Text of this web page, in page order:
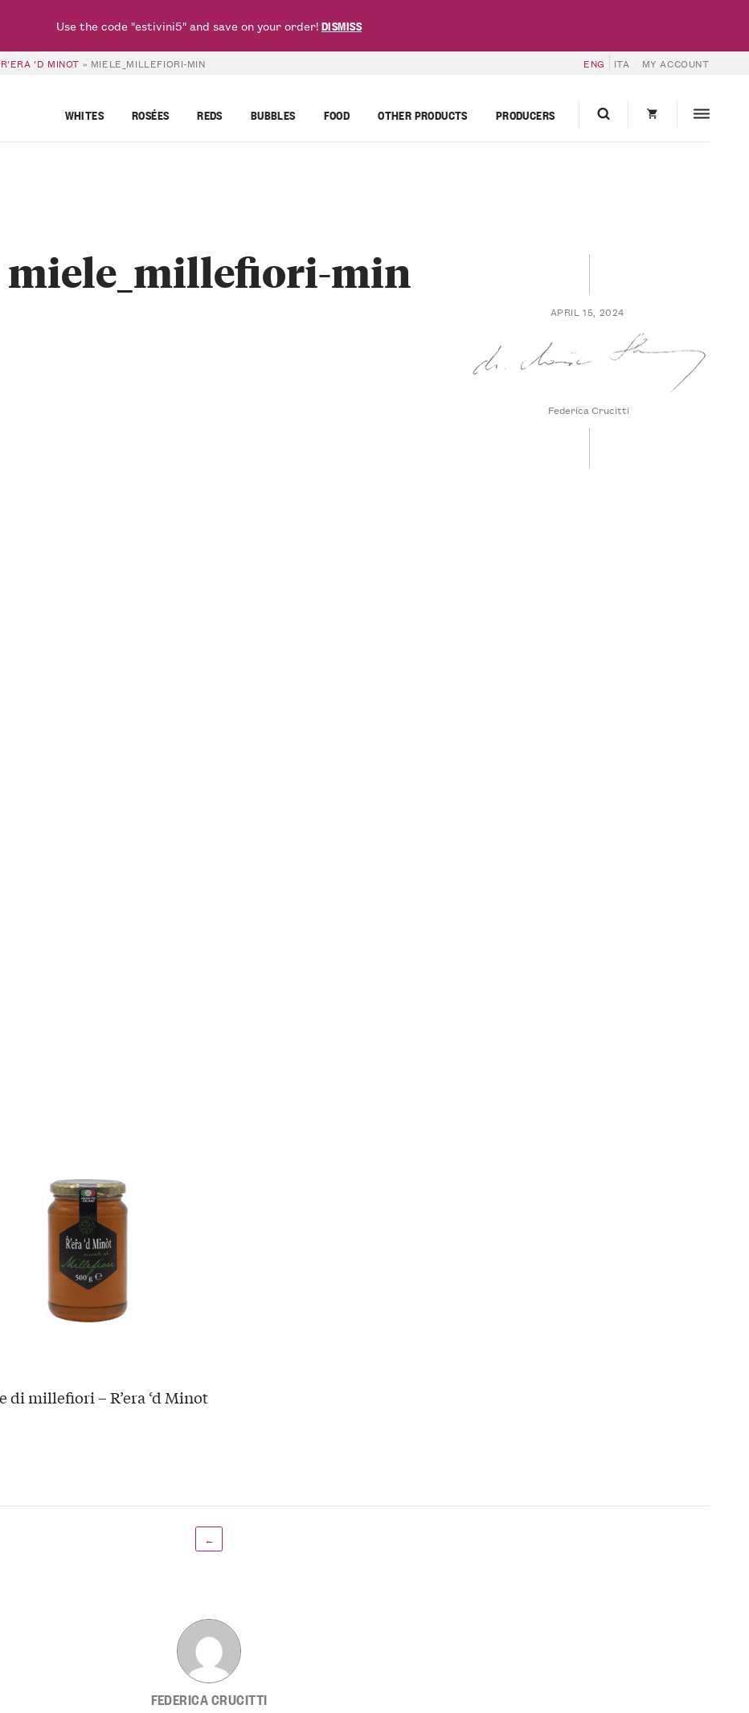
‘D MINOT » MIELE_MILLEFIORI-MIN ENG ITA MY ACCOUNT
WHITES ROSÉES REDS BUBBLES FOOD OTHER PRODUCTS PRODUCERS
miele_millefiori-min
APRIL 15, 2024
Federica Crucitti
di millefiori – R’era ‘d Minot
←
FEDERICA CRUCITTI
Use the code "estivini5" and save on your order!DISMISS